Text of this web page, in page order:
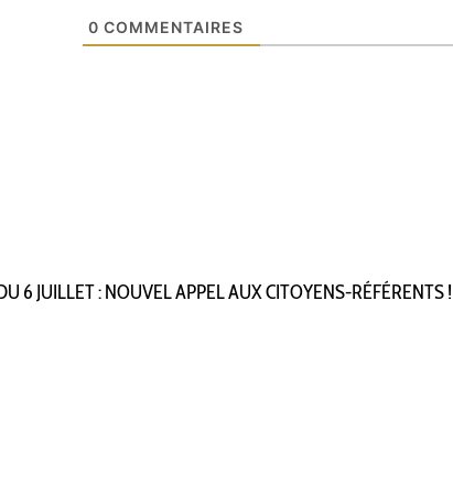
0 COMMENTAIRES
6 JUILLET : NOUVEL APPEL AUX CITOYENS-RÉFÉRENTS !